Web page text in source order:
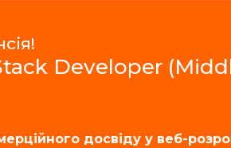
Developer
досвіду у веб-